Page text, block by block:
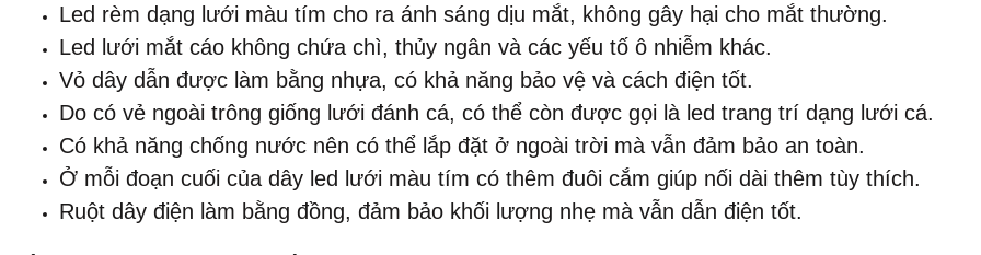
Led rèm dạng lưới màu tím cho ra ánh sáng dịu mắt, không gây hại cho mắt thường.
Led lưới mắt cáo không chứa chì, thủy ngân và các yếu tố ô nhiễm khác.
Vỏ dây dẫn được làm bằng nhựa, có khả năng bảo vệ và cách điện tốt.
Do có vẻ ngoài trông giống lưới đánh cá, có thể còn được gọi là led trang trí dạng lưới cá.
Có khả năng chống nước nên có thể lắp đặt ở ngoài trời mà vẫn đảm bảo an toàn.
Ở mỗi đoạn cuối của dây led lưới màu tím có thêm đuôi cắm giúp nối dài thêm tùy thích.
Ruột dây điện làm bằng đồng, đảm bảo khối lượng nhẹ mà vẫn dẫn điện tốt.